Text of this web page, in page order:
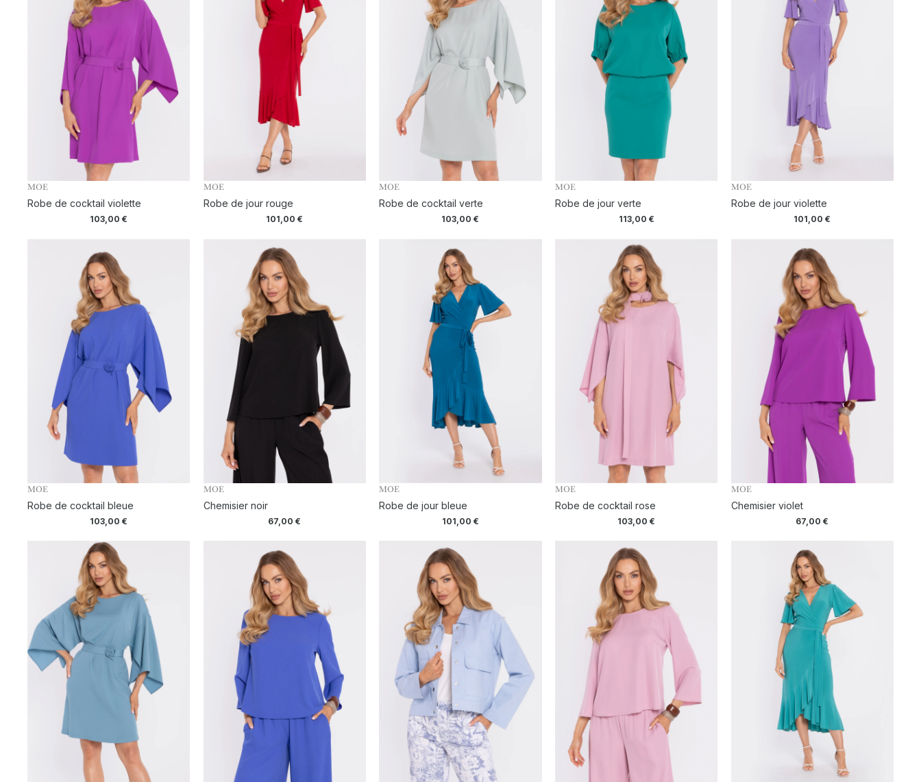
MOE
Robe de cocktail violette
103,00€
MOE
Robe de jour rouge
101,00€
MOE
Robe de cocktail verte
103,00€
MOE
Robe de jour verte
113,00 €
MOE
Robe de jour violette
101,00€
MOE
Robe de cocktail bleue
103,00€
MOE
Chemisier noir
67,00€
MOE
Robe de jour bleue
101,00 €
MOE
Robe de cocktail rose
103,00€
MOE
Chemisier violet
67,00€